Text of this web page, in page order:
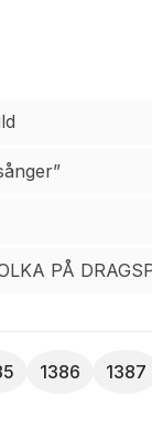
det mesta.
PÅ
1386 1387